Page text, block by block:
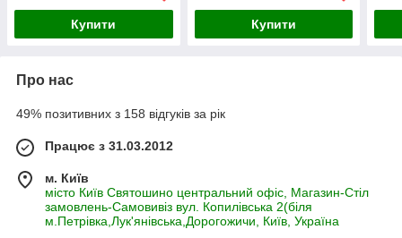
Купити Купити
Про нас
49% позитивних з 158 відгуків за рік
Працює з 31.03.2012
м. Київ
місто Київ Святошино центральний офіс, Магазин-Стіл
замовлень-Самовивіз вул. Копилівська 2(біля
м.Петрівка,Лук'янівська,Дорогожичи, Київ, Україна